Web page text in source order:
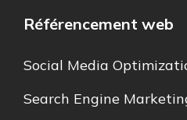
Référencement web
Social Media
Search Engine